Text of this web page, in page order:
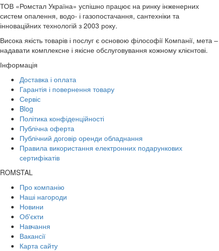
ТОВ «Ромстал Україна» успішно працює на ринку інженерних
систем опалення, водо- і газопостачання, сантехніки та
інноваційних технологій з 2003 року.
Висока якість товарів і послуг є основою філософії Компанії, мета –
надавати комплексне і якісне обслуговування кожному клієнтові.
Інформація
Доставка і оплата
Гарантія і повернення товару
Сервіс
Blog
Політика конфіденційності
Публічна оферта
Публічний договір оренди обладнання
Правила використання електронних подарункових
сертифікатів
ROMSTAL
Про компанію
Наші нагороди
Новини
Об'єкти
Навчання
Вакансії
Карта сайту